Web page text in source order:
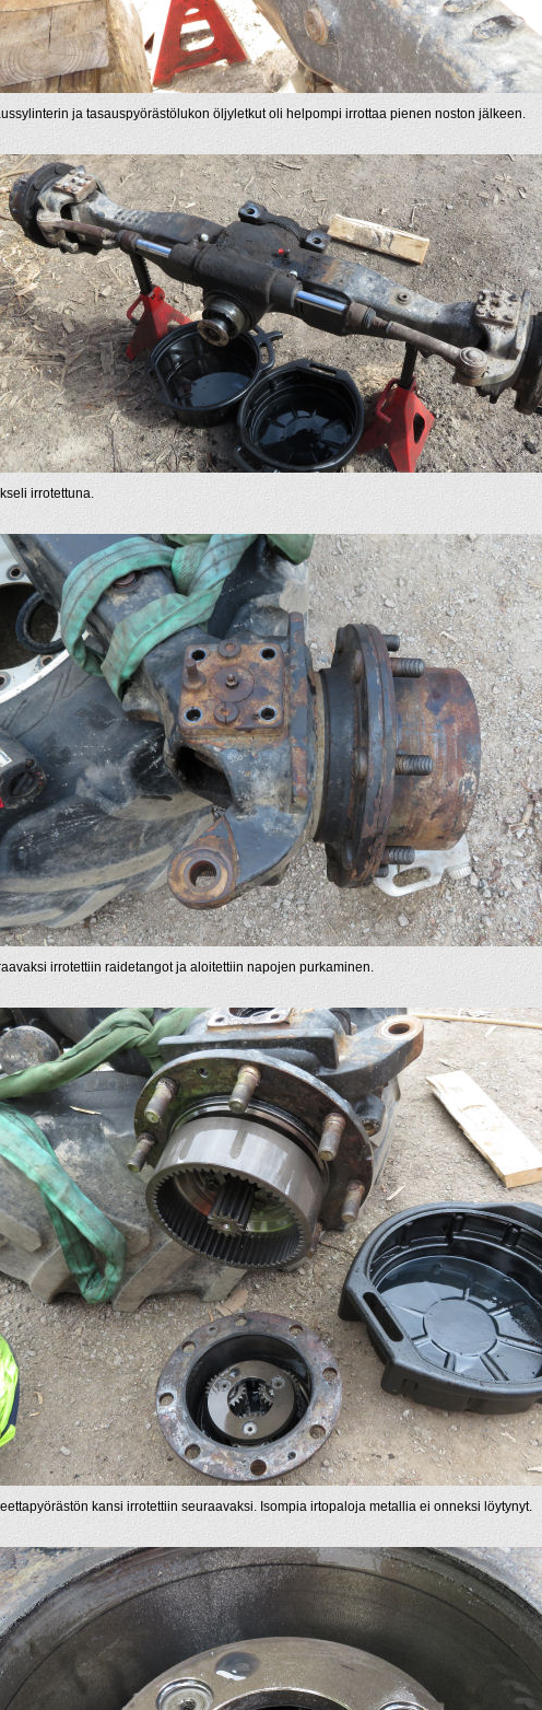
ja tasauspyörästölukon öljyletkut oli helpompi irrottaa pienen noston jälkeen.
irrotettuna.
irrotettiin raidetangot ja aloitettiin napojen purkaminen.
kansi irrotettiin seuraavaksi. Isompia irtopaloja metallia ei onneksi löytynyt.